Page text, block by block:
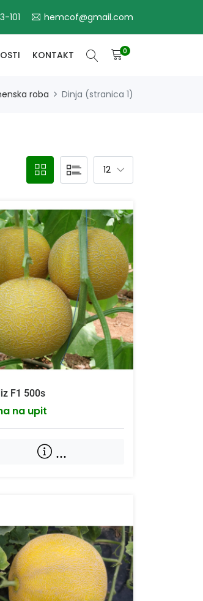
101 hemcof@gmail.com
KONTAKT 0
roba Dinja (stranica 1)
F1 500s
na upit
...